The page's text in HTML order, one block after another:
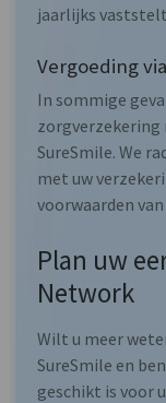
jaarlijks
Vergoeding
In sommige
SureSmile. We
met uw
voorwaarden
Plan uw
Network
Wilt u meer
SureSmile en
geschikt is voor